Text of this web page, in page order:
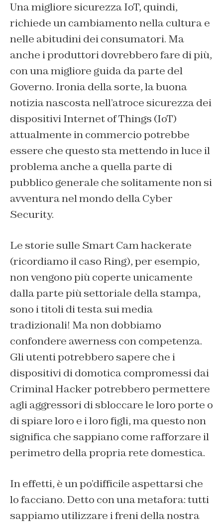
Una migliore sicurezza IoT, quindi,
richiede un cambiamento nella cultura e
nelle abitudini dei consumatori. Ma
anche i produttori dovrebbero fare di più,
con una migliore guida da parte del
Governo. Ironia della sorte, la buona
notizia nascosta nell’atroce sicurezza dei
dispositivi Internet of Things (IoT)
attualmente in commercio potrebbe
essere che questo sta mettendo in luce il
problema anche a quella parte di
pubblico generale che solitamente non si
avventura nel mondo della Cyber
Security.
Le storie sulle Smart Cam hackerate
(ricordiamo il caso Ring), per esempio,
non vengono più coperte unicamente
dalla parte più settoriale della stampa,
sono i titoli di testa sui media
tradizionali! Ma non dobbiamo
confondere awerness con competenza.
Gli utenti potrebbero sapere che i
dispositivi di domotica compromessi dai
Criminal Hacker potrebbero permettere
agli aggressori di sbloccare le loro porte o
di spiare loro e i loro figli, ma questo non
significa che sappiano come rafforzare il
perimetro della propria rete domestica.
In effetti, è un po’difficile aspettarsi che
lo facciano. Detto con una metafora: tutti
sappiamo utilizzare i freni della nostra